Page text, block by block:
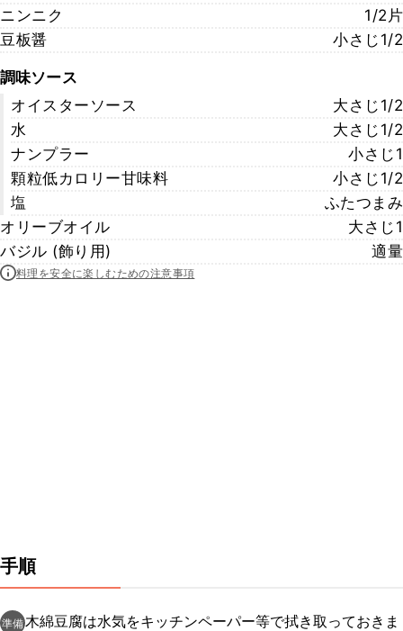
ニンニク
1/2片
豆板醤
小さじ1/2
調味ソース
オイスターソース
大さじ1/2
水
大さじ1/2
ナンプラー
小さじ1
顆粒低カロリー甘味料
小さじ1/2
塩
ふたつまみ
オリーブオイル
大さじ1
バジル (飾り用)
適量
料理を安全に楽しむための注意事項
手順
準備木綿豆腐は水気をキッチンペーパー等で拭き取っておきま